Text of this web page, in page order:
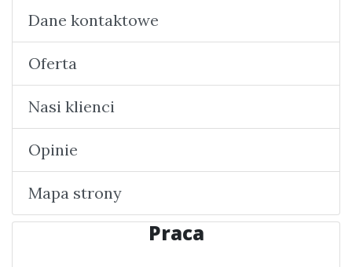
Dane kontaktowe
Oferta
Nasi klienci
Opinie
Mapa strony
Praca